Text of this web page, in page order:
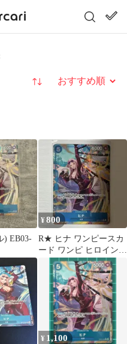
並び替え
) EB03-
¥800
R★ ヒナ ワンピースカ
ード ワンピ ヒロインズ
エディション パラレル
¥ 1,100